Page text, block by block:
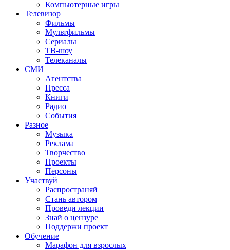
Компьютерные игры
Телевизор
Фильмы
Мультфильмы
Сериалы
ТВ-шоу
Телеканалы
СМИ
Агентства
Пресса
Книги
Радио
События
Разное
Музыка
Реклама
Творчество
Проекты
Персоны
Участвуй
Распространяй
Стань автором
Проведи лекции
Знай о цензуре
Поддержи проект
Обучение
Марафон для взрослых